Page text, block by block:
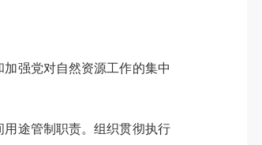
强党对自然资源工作的集中
途管制职责。组织贯彻执行